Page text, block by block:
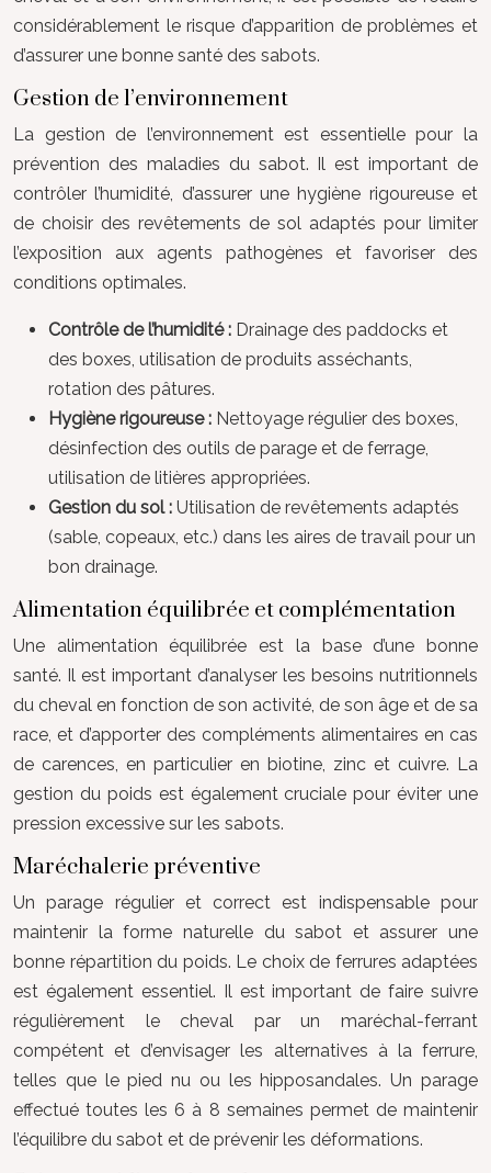
considérablement le risque d’apparition de problèmes et
d’assurer une bonne santé des sabots.
Gestion de l’environnement
La gestion de l’environnement est essentielle pour la
prévention des maladies du sabot. Il est important de
contrôler l’humidité, d’assurer une hygiène rigoureuse et
de choisir des revêtements de sol adaptés pour limiter
l’exposition aux agents pathogènes et favoriser des
conditions optimales.
Contrôle de l’humidité : Drainage des paddocks et
des boxes, utilisation de produits asséchants,
rotation des pâtures.
Hygiène rigoureuse : Nettoyage régulier des boxes,
désinfection des outils de parage et de ferrage,
utilisation de litières appropriées.
Gestion du sol : Utilisation de revêtements adaptés
(sable, copeaux, etc.) dans les aires de travail pour un
bon drainage.
Alimentation équilibrée et complémentation
Une alimentation équilibrée est la base d’une bonne
santé. Il est important d’analyser les besoins nutritionnels
du cheval en fonction de son activité, de son âge et de sa
race, et d’apporter des compléments alimentaires en cas
de carences, en particulier en biotine, zinc et cuivre. La
gestion du poids est également cruciale pour éviter une
pression excessive sur les sabots.
Maréchalerie préventive
Un parage régulier et correct est indispensable pour
maintenir la forme naturelle du sabot et assurer une
bonne répartition du poids. Le choix de ferrures adaptées
est également essentiel. Il est important de faire suivre
régulièrement le cheval par un maréchal-ferrant
compétent et d’envisager les alternatives à la ferrure,
telles que le pied nu ou les hipposandales. Un parage
effectué toutes les 6 à 8 semaines permet de maintenir
l’équilibre du sabot et de prévenir les déformations.